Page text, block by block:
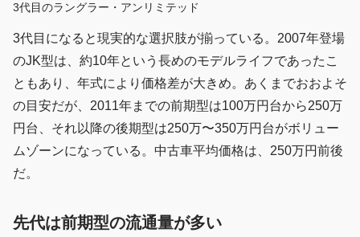
3代目のラングラー・アンリミテッド
3代目になると現実的な選択肢が揃っている。2007年登場
のJK型は、約10年という長めのモデルライフであったこ
ともあり、年式により価格差が大きめ。あくまでおおよそ
の目安だが、2011年までの前期型は100万円台から250万
円台、それ以降の後期型は250万〜350万円台がボリュー
ムゾーンになっている。中古車平均価格は、250万円前後
だ。
先代は前期型の流通量が多い